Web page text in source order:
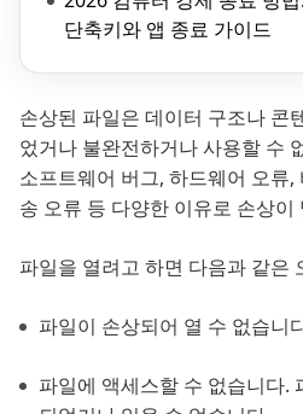
단축키와 앱 종료 가이드
손상된 파일은 데이터 구조나 콘
었거나 불완전하거나 사용할 수
소프트웨어 버그, 하드웨어 오류
송 오류 등 다양한 이유로 손상이
파일을 열려고 하면 다음과 같은
파일이 손상되어 열 수 없습니
파일에 액세스할 수 없습니다.